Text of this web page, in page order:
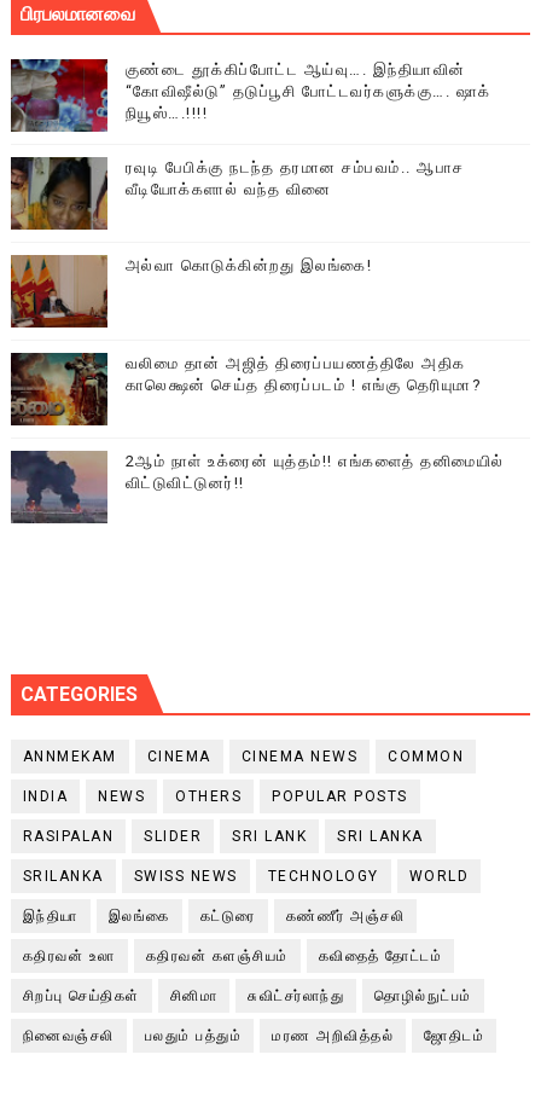
பிரபலமானவை
குண்டை தூக்கிப்போட்ட ஆய்வு…. இந்தியாவின்
“கோவிஷீல்டு” தடுப்பூசி போட்டவர்களுக்கு…. ஷாக்
நியூஸ்….!!!!
ரவுடி பேபிக்கு நடந்த தரமான சம்பவம்.. ஆபாச
வீடியோக்களால் வந்த வினை
அல்வா கொடுக்கின்றது இலங்கை!
வலிமை தான் அஜித் திரைப்பயணத்திலே அதிக
காலெக்ஷன் செய்த திரைப்படம் ! எங்கு தெரியுமா?
2ஆம் நாள் உக்ரைன் யுத்தம்!! எங்களைத் தனிமையில்
விட்டுவிட்டுனர்!!
CATEGORIES
ANNMEKAM CINEMA CINEMA NEWS COMMON
INDIA NEWS OTHERS POPULAR POSTS
RASIPALAN SLIDER SRI LANK SRI LANKA
SRILANKA SWISS NEWS TECHNOLOGY WORLD
இந்தியா இலங்கை கட்டுரை கண்ணீர் அஞ்சலி
கதிரவன் உலா கதிரவன் களஞ்சியம் கவிதைத் தோட்டம்
சிறப்பு செய்திகள் சினிமா சுவிட்சர்லாந்து தொழில்நுட்பம்
நினைவஞ்சலி பலதும் பத்தும் மரண அறிவித்தல் ஜோதிடம்